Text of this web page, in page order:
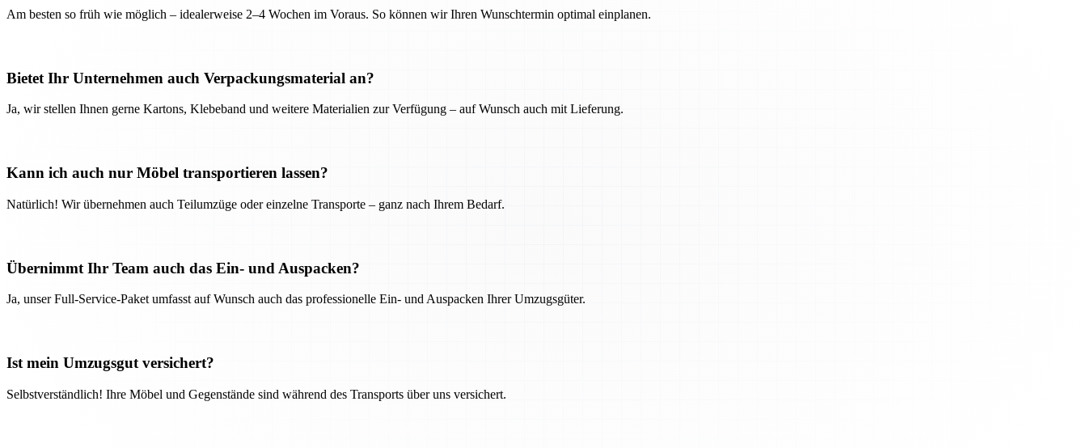
Am besten so früh wie möglich – idealerweise 2–4 Wochen im Voraus. So können wir Ihren Wunschtermin optimal einplanen.
Bietet Ihr Unternehmen auch Verpackungsmaterial an?
Ja, wir stellen Ihnen gerne Kartons, Klebeband und weitere Materialien zur Verfügung – auf Wunsch auch mit Lieferung.
Kann ich auch nur Möbel transportieren lassen?
Natürlich! Wir übernehmen auch Teilumzüge oder einzelne Transporte – ganz nach Ihrem Bedarf.
Übernimmt Ihr Team auch das Ein- und Auspacken?
Ja, unser Full-Service-Paket umfasst auf Wunsch auch das professionelle Ein- und Auspacken Ihrer Umzugsgüter.
Ist mein Umzugsgut versichert?
Selbstverständlich! Ihre Möbel und Gegenstände sind während des Transports über uns versichert.